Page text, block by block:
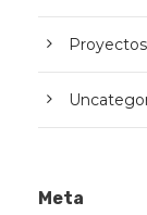
Meta